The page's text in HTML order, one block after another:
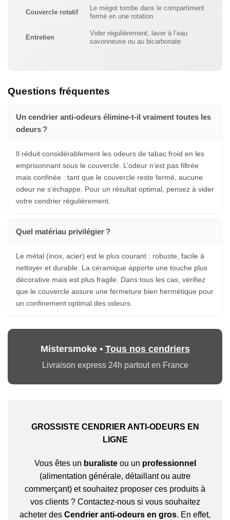
Couvercle rotatif
Le mégot tombe dans le compartiment
fermé en une rotation
Entretien
Vider régulièrement, laver à l’eau
savonneuse ou au bicarbonate
Questions fréquentes
Un cendrier anti-odeurs élimine-t-il vraiment toutes les
odeurs ?
Il réduit considérablement les odeurs de tabac froid en les
emprisonnant sous le couvercle. L’odeur n’est pas filtrée
mais confinée : tant que le couvercle reste fermé, aucune
odeur ne s’échappe. Pour un résultat optimal, pensez à vider
votre cendrier régulièrement.
Quel matériau privilégier ?
Le métal (inox, acier) est le plus courant : robuste, facile à
nettoyer et durable. La céramique apporte une touche plus
décorative mais est plus fragile. Dans tous les cas, vérifiez
que le couvercle assure une fermeture bien hermétique pour
un confinement optimal des odeurs.
Mistersmoke • Tous nos cendriers
Livraison express 24h partout en France
GROSSISTE CENDRIER ANTI-ODEURS EN
LIGNE
Vous êtes un buralisteou un professionnel
(alimentation générale, détaillant ou autre
commerçant) et souhaitez proposer ces produits à
vos clients ? Contactez-nous si vous souhaitez
acheter des Cendrier anti-odeurs en gros. En effet,